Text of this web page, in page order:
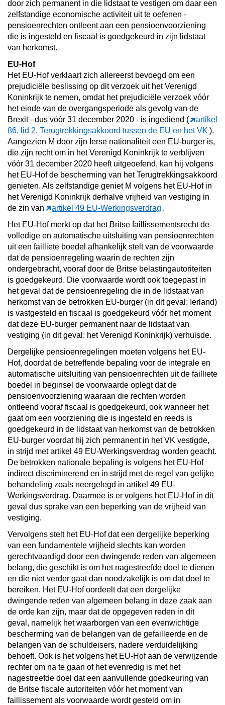
door zich permanent in die lidstaat te vestigen om daar een
zelfstandige economische activiteit uit te oefenen -
pensioenrechten ontleent aan een pensioenvoorziening
die is ingesteld en fiscaal is goedgekeurd in zijn lidstaat
van herkomst.
EU-Hof
Het EU-Hof verklaart zich allereerst bevoegd om een
prejudiciële beslissing op dit verzoek uit het Verenigd
Koninkrijk te nemen, omdat het prejudiciële verzoek vóór
het einde van de overgangsperiode als gevolg van de
Brexit - dus vóór 31 december 2020 - is ingediend (
artikel
86, lid 2, Terugtrekkingsakkoord tussen de EU en het VK ).
Aangezien M door zijn Ierse nationaliteit een EU-burger is,
die zijn recht om in het Verenigd Koninkrijk te verblijven
vóór 31 december 2020 heeft uitgeoefend, kan hij volgens
het EU-Hof de bescherming van het Terugtrekkingsakkoord
genieten. Als zelfstandige geniet M volgens het EU-Hof in
het Verenigd Koninkrijk derhalve vrijheid van vestiging in
de zin van
artikel 49 EU-Werkingsverdrag .
Het EU-Hof merkt op dat het Britse faillissementsrecht de
volledige en automatische uitsluiting van pensioenrechten
uit een failliete boedel afhankelijk stelt van de voorwaarde
dat de pensioenregeling waarin de rechten zijn
ondergebracht, vooraf door de Britse belastingautoriteiten
is goedgekeurd. Die voorwaarde wordt ook toegepast in
het geval dat de pensioenregeling die in de lidstaat van
herkomst van de betrokken EU-burger (in dit geval: Ierland)
is vastgesteld en fiscaal is goedgekeurd vóór het moment
dat deze EU-burger permanent naar de lidstaat van
vestiging (in dit geval: het Verenigd Koninkrijk) verhuisde.
Dergelijke pensioenregelingen moeten volgens het EU-
Hof, doordat de betreffende bepaling voor de integrale en
automatische uitsluiting van pensioenrechten uit de failliete
boedel in beginsel de voorwaarde oplegt dat de
pensioenvoorziening waaraan die rechten worden
ontleend vooraf fiscaal is goedgekeurd, ook wanneer het
gaat om een voorziening die is ingesteld en reeds is
goedgekeurd in de lidstaat van herkomst van de betrokken
EU-burger voordat hij zich permanent in het VK vestigde,
in strijd met artikel 49 EU-Werkingsverdrag worden geacht.
De betrokken nationale bepaling is volgens het EU-Hof
indirect discriminerend en in strijd met de regel van gelijke
behandeling zoals neergelegd in artikel 49 EU-
Werkingsverdrag. Daarmee is er volgens het EU-Hof in dit
geval dus sprake van een beperking van de vrijheid van
vestiging.
Vervolgens stelt het EU-Hof dat een dergelijke beperking
van een fundamentele vrijheid slechts kan worden
gerechtvaardigd door een dwingende reden van algemeen
belang, die geschikt is om het nagestreefde doel te dienen
en die niet verder gaat dan noodzakelijk is om dat doel te
bereiken. Het EU-Hof oordeelt dat een dergelijke
dwingende reden van algemeen belang in deze zaak aan
de orde kan zijn, maar dat de opgegeven reden in dit
geval, namelijk het waarborgen van een evenwichtige
bescherming van de belangen van de gefailleerde en de
belangen van de schuldeisers, nadere verduidelijking
behoeft. Ook is het volgens het EU-Hof aan de verwijzende
rechter om na te gaan of het evenredig is met het
nagestreefde doel dat een aanvullende goedkeuring van
de Britse fiscale autoriteiten vóór het moment van
faillissement als voorwaarde wordt gesteld om in